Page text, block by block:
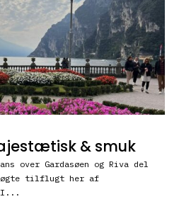
& smuk
over Gardasøen og Riva del
tilflugt her af
I...